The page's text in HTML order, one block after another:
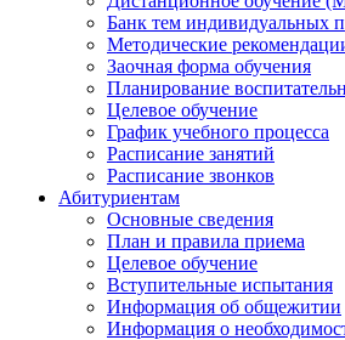
Банк тем индивидуальных
Методические
Заочная форма обучения
Планирование
Целевое обучение
График учебного процесса
Расписание занятий
Расписание звонков
Абитуриентам
Основные сведения
План и правила приема
Целевое обучение
Вступительные испытания
Информация об общежитии
Информация о